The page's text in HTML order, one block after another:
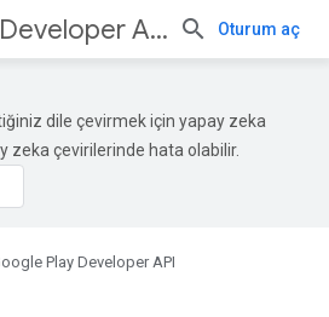
API Oturum aç
dile çevirmek için yapay zeka
zeka çevirilerinde hata olabilir.
Play Developer API